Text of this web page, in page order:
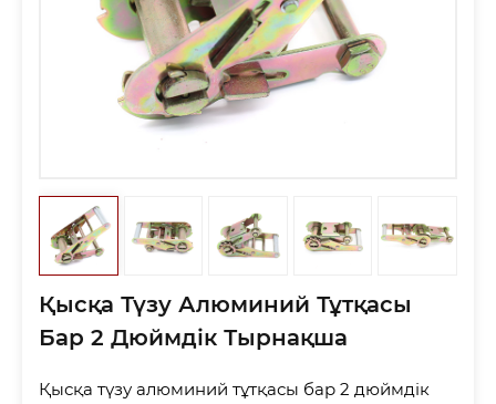
Қысқа Түзу Алюминий Тұтқасы
Бар 2 Дюймдік Тырнақша
Қысқа түзу алюминий тұтқасы бар 2 дюймдік